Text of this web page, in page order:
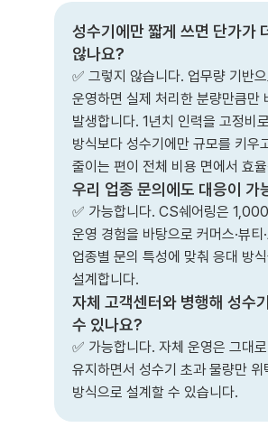
성수기에만 짧게 쓰면 단가가
않나요?
✅ 그렇지 않습니다. 업무량 기반
운영하면 실제 처리한 분량만큼만
발생합니다. 1년치 인력을 고정비
방식보다 성수기에만 규모를 키우
줄이는 편이 전체 비용 면에서 효
우리 업종 문의에도 대응이 가
✅ 가능합니다. CS쉐어링은 1,000
운영 경험을 바탕으로 커머스·뷰티
업종별 문의 특성에 맞춰 응대 방
설계합니다.
자체 고객센터와 병행해 성수
수 있나요?
✅ 가능합니다. 자체 운영은 그대로
유지하면서 성수기 초과 물량만 위
방식으로 설계할 수 있습니다.